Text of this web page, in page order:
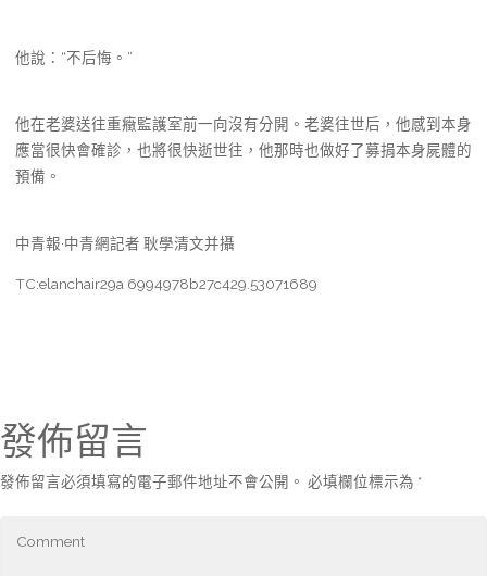
他說：“不后悔。”
他在老婆送往重癥監護室前一向沒有分開。老婆往世后，他感到本身
應當很快會確診，也將很快逝世往，他那時也做好了募捐本身屍體的
預備。
中青報·中青網記者 耿學清文并攝
TC:elanchair29a 6994978b27c429.53071689
發佈留言
發佈留言必須填寫的電子郵件地址不會公開。 必填欄位標示為 *